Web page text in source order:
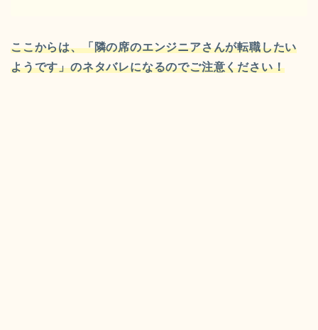
ここからは、「隣の席のエンジニアさんが転職したい
ようです」のネタバレになるのでご注意ください！